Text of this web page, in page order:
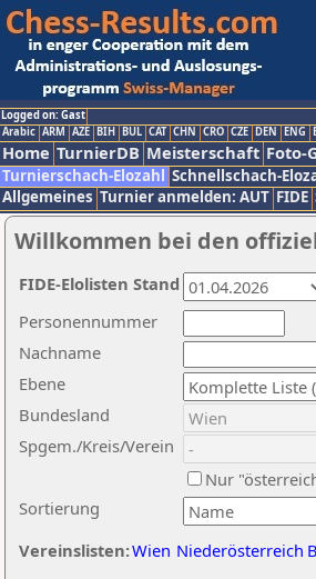
Logged on: Gast
Arabic ARM AZE BIH BUL CAT CHN CRO CZE DEN ENG
Home TurnierDB Meisterschaft Foto-
Turnierschach-Elozahl Schnellschach-
Allgemeines Turnier anmelden: AUT FIDE
Willkommen bei den
Nachname
Ebene
Sortierung
Personennummer
Bundesland
Spgem./Kreis/Verein
Nur
Vereinslisten:Wien Niederösterreich
FIDE-Elolisten Stand